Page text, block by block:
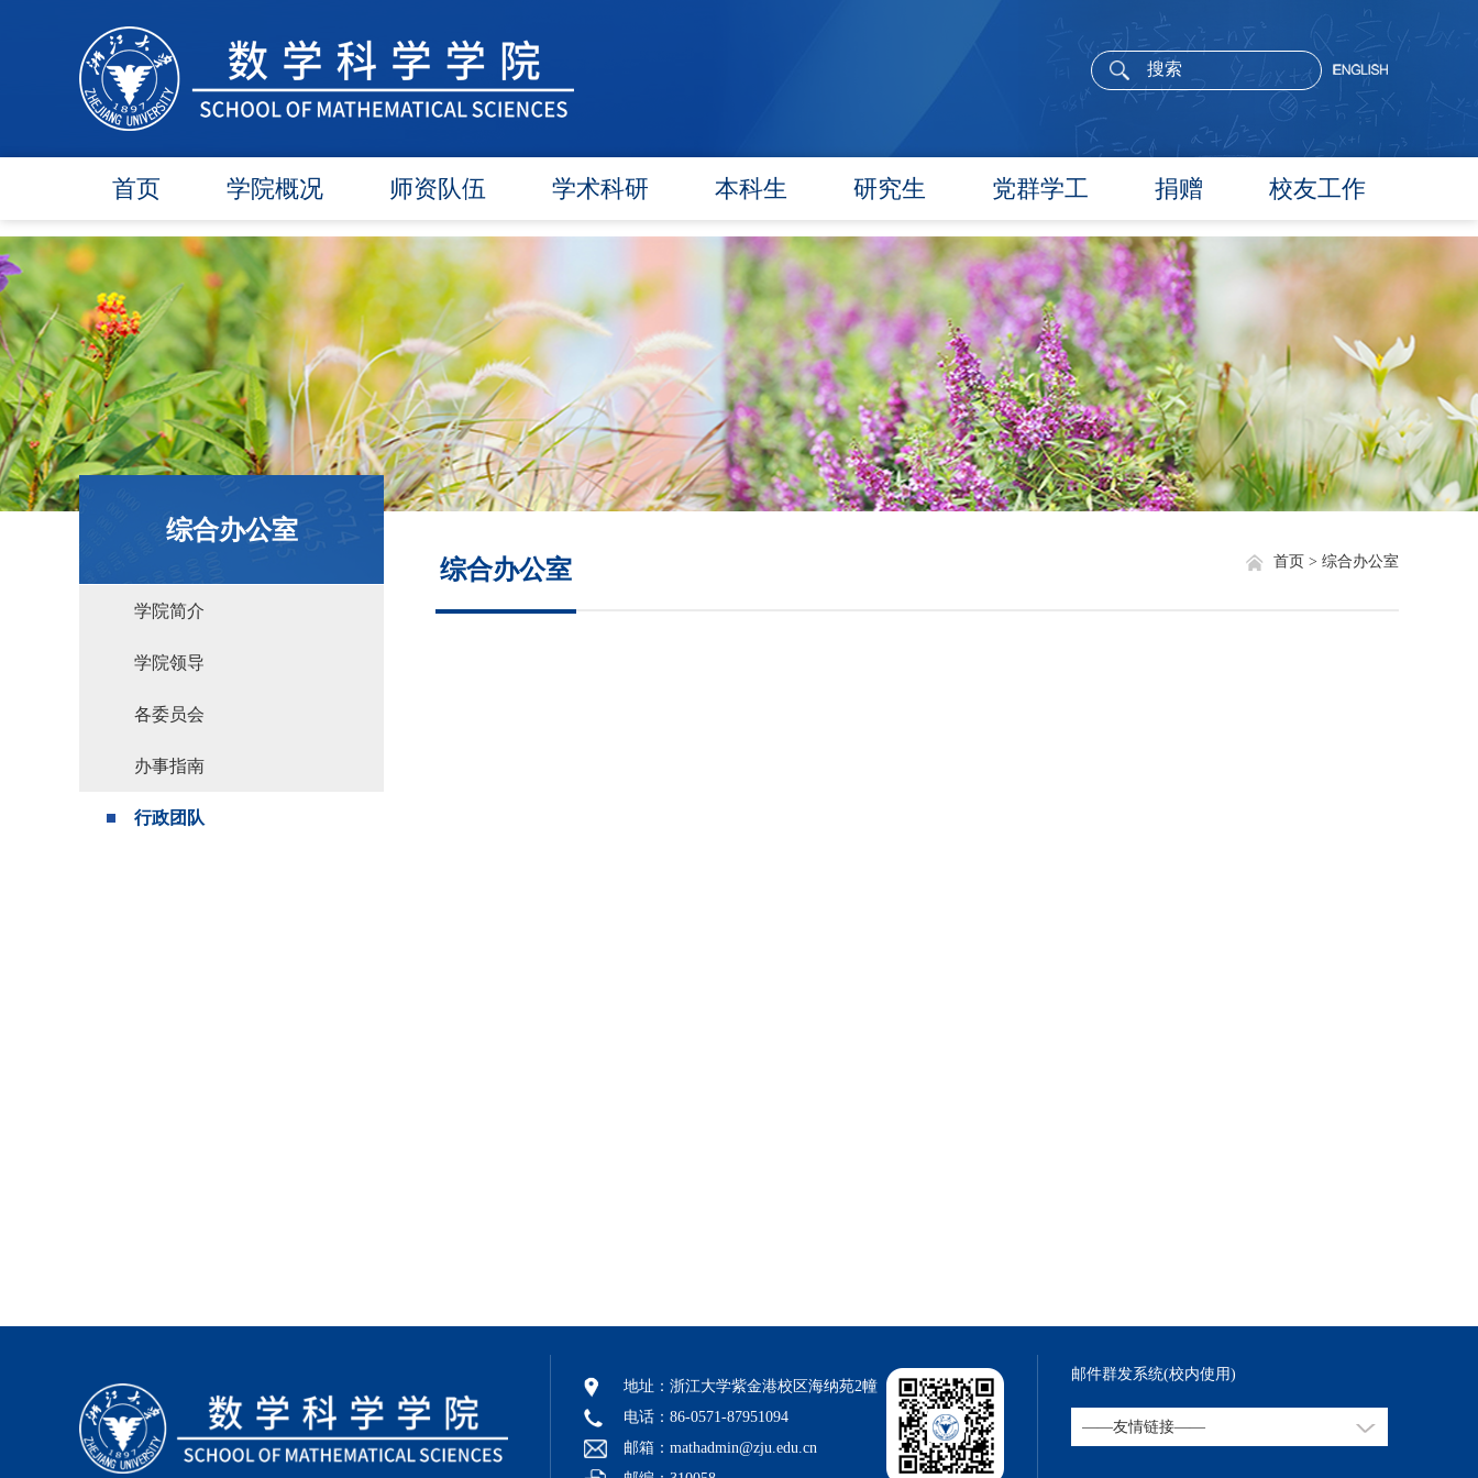
首页 学院概况
学院简介
学院领导
各委员会
办事指南
行政团队
师资队伍
在任教师
博导师资
硕导师资
退休教师
人才引进
学术科研
学术活动
文件汇编
本科生
信息公告
教研动态
学籍管理
实践教学
对外交流
研究生
信息公告
招生工作
培养工作
毕业学位
政策文件
党群学工
党委概况
党建工作
文件汇编
团学通知
团学新闻
捐赠 校友工作
校友新闻
校友风采
校友名录
综合办公室
学院简介
学院领导
各委员会
办事指南
行政团队
综合办公室 综合办公室
首页 >
地址：浙江大学紫金港校区海纳苑2幢
电话：86-0571-87951094
邮箱：mathadmin@zju.edu.cn
邮件群发系统(校内使用)